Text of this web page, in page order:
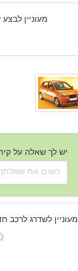
מעוניין
יש לך שאלה על קיה פיקנטו 2004 -
מעוניין לשדרג